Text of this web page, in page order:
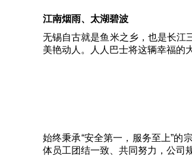
江南烟雨、太湖碧波
无锡自古就是鱼米之乡，也是长江
美艳动人。人人巴士将这辆幸福的
始终秉承“安全第一，服务至上”的
体员工团结一致、共同努力，公司